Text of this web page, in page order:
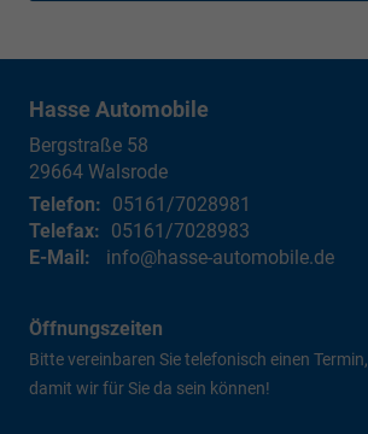
Hasse Automobile
Bergstraße 58
29664 Walsrode
Telefon: 05161/7028981
Telefax: 05161/7028983
E-Mail:
info@hasse-automobile.de
Öffnungszeiten
Bitte vereinbaren Sie telefonisch einen Termin,
damit wir für Sie da sein können!